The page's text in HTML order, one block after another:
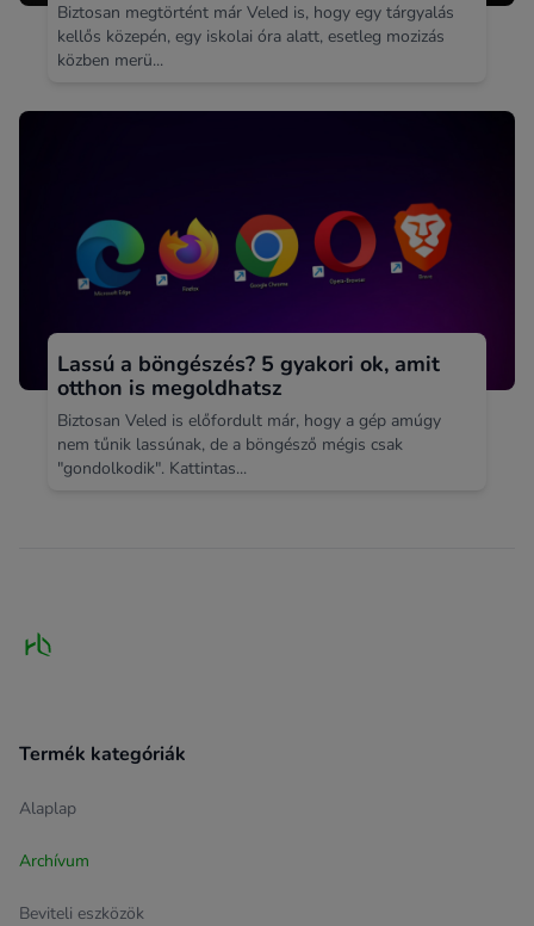
Biztosan megtörtént már Veled is, hogy egy tárgyalás
kellős közepén, egy iskolai óra alatt, esetleg mozizás
közben merü...
Lassú a böngészés? 5 gyakori ok, amit
otthon is megoldhatsz
Biztosan Veled is előfordult már, hogy a gép amúgy
nem tűnik lassúnak, de a böngésző mégis csak
"gondolkodik". Kattintas...
Termék kategóriák
Alaplap
Archívum
Beviteli eszközök